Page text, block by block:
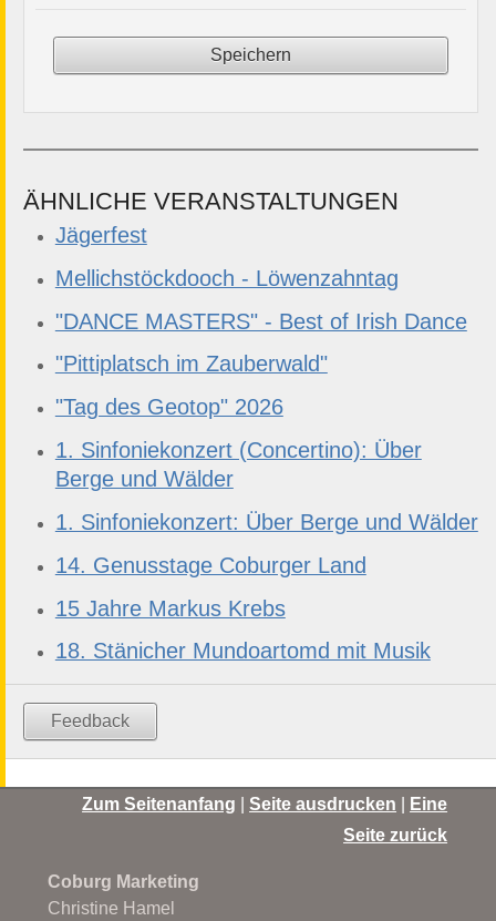
ÄHNLICHE VERANSTALTUNGEN
Jägerfest
Mellichstöckdooch - Löwenzahntag
"DANCE MASTERS" - Best of Irish Dance
"Pittiplatsch im Zauberwald"
"Tag des Geotop" 2026
1. Sinfoniekonzert (Concertino): Über
Berge und Wälder
1. Sinfoniekonzert: Über Berge und Wälder
14. Genusstage Coburger Land
15 Jahre Markus Krebs
18. Stänicher Mundoartomd mit Musik
Feedback
Zum Seitenanfang |Seite ausdrucken
Eine
Seite zurück
Coburg Marketing
Christine Hamel